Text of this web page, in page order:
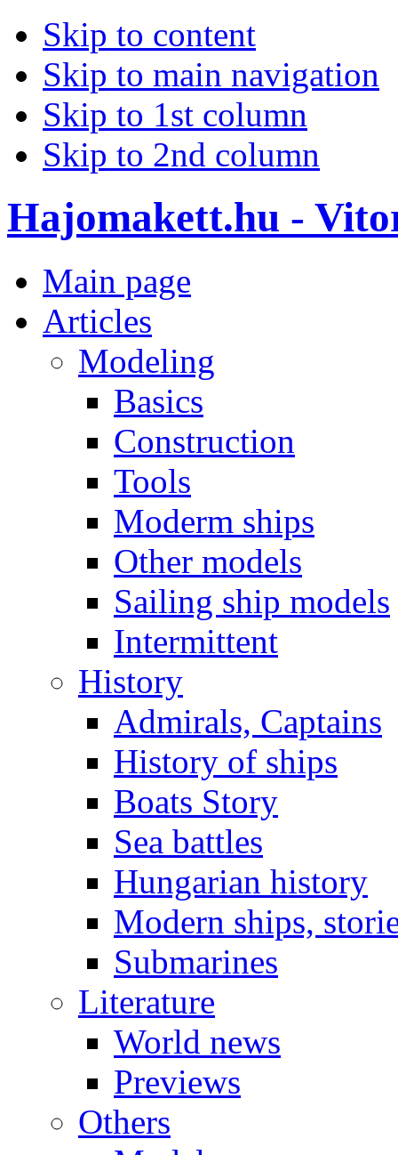
Skip to content
Skip to main navigation
Skip to 1st column
Skip to 2nd column
Hajomakett.hu -
Main page
Articles
Modeling
Basics
Construction
Tools
Moderm ships
Other models
Sailing ship models
Intermittent
History
Admirals, Captains
History of ships
Boats Story
Sea battles
Hungarian history
Modern ships,
Submarines
Literature
World news
Previews
Others